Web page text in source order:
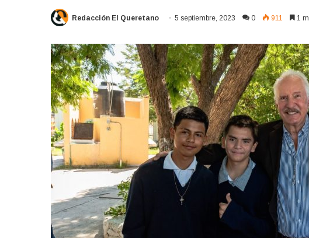
Redacción El Queretano 5 septiembre, 2023 0 911 1